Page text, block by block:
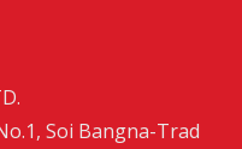
Soi Bangna-Trad